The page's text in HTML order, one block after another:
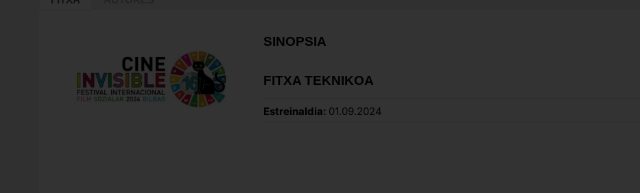
SINOPSIA
FITXA TEKNIKOA
Estreinaldia: 01.09.2024